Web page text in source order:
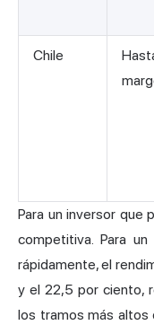
Chile
Para un inversor que
competitiva. Para
rápidamente, el
y el 22,5 por ciento,
los tramos más altos